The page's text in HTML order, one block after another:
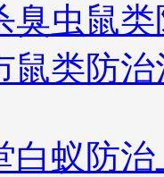
臭虫鼠
鼠类防
白蚁防